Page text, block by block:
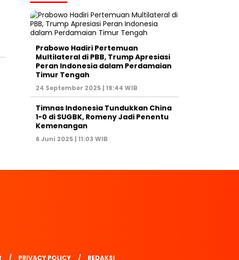
Prabowo Hadiri Pertemuan
Multilateral di PBB, Trump Apresiasi
Peran Indonesia dalam Perdamaian
Timur Tengah
24 September 2025 | 19:44 WIB
Timnas Indonesia Tundukkan China
1-0 di SUGBK, Romeny Jadi Penentu
Kemenangan
6 Juni 2025 | 11:03 WIB
PRIVACY POLICY REDAKSI